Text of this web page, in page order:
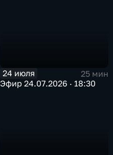
24 июля
25 мин
Эфир 24.07.2026 · 18:30